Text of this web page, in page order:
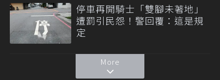
停車再開騎士「雙腳未著地」
遭罰引民怨！警回覆：這是規
定
More